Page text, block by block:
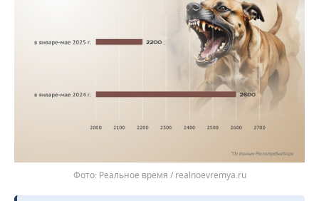
Реальное время / realnoevremya.ru